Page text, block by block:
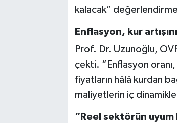
kalacak”
Enflasyon, kur
Prof. Dr. Uzunoğlu,
çekti. “Enflasyon
fiyatların hâlâ kurdan
maliyetlerin iç
“Reel sektörün